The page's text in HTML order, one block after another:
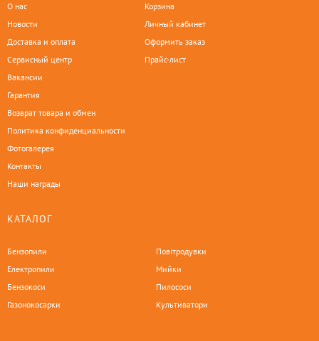
О нас
Новости
Доставка и оплата
Сервисный центр
Вакансии
Гарантия
Возврат товара и обмен
Политика конфиденциальности
Фотогалерея
Контакты
Наши награды
Корзина
Личный кабинет
Оформить заказ
Прайс-лист
КАТАЛОГ
Бензопили
Електропили
Бензокоси
Газонокосарки
Повітродувки
Мийки
Пилососи
Культиватори